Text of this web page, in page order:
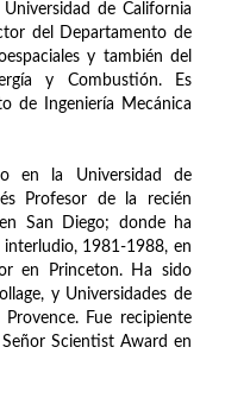
de California
del Departamento de
y también del
y Combustión. Es
de Ingeniería Mecánica
en la Universidad de
Profesor de la recién
San Diego; donde ha
interludio, 1981-1988, en
en Princeton. Ha sido
y Universidades de
Fue recipiente
Scientist Award en